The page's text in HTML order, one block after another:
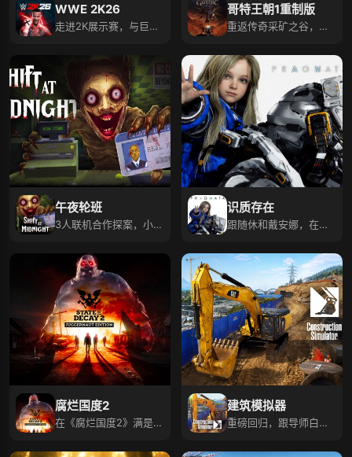
WWE 2K26
走进2K展示赛，与巨星
哥特王朝1重制版
重返传奇采矿之谷，探
午夜轮班
3人联机合作探案，小心
识质存在
跟随休和戴安娜，在月
腐烂国度2
在《腐烂国度2》满是僵
建筑模拟器
重磅回归，跟导师白手